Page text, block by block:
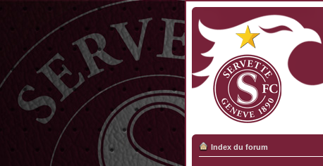
Index du forum